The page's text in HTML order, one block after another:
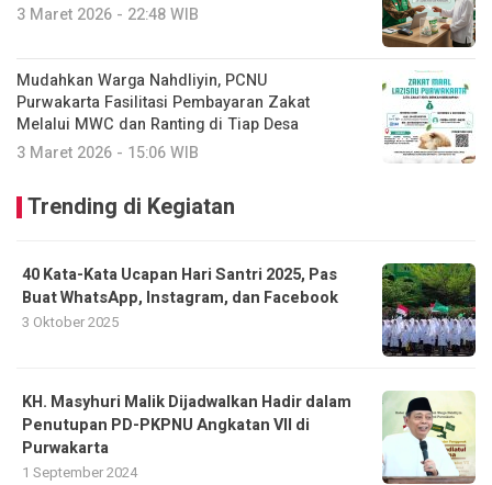
3 Maret 2026 - 22:48 WIB
Mudahkan Warga Nahdliyin, PCNU
Purwakarta Fasilitasi Pembayaran Zakat
Melalui MWC dan Ranting di Tiap Desa
3 Maret 2026 - 15:06 WIB
Trending di Kegiatan
40 Kata-Kata Ucapan Hari Santri 2025, Pas
Buat WhatsApp, Instagram, dan Facebook
3 Oktober 2025
KH. Masyhuri Malik Dijadwalkan Hadir dalam
Penutupan PD-PKPNU Angkatan VII di
Purwakarta
1 September 2024